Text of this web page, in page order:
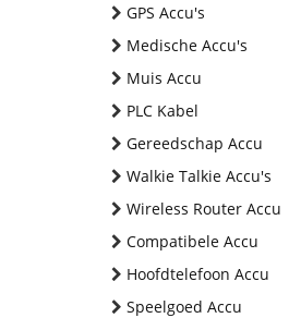
GPS Accu's
Medische Accu's
Muis Accu
PLC Kabel
Gereedschap Accu
Walkie Talkie Accu's
Wireless Router Accu
Compatibele Accu
Hoofdtelefoon Accu
Speelgoed Accu